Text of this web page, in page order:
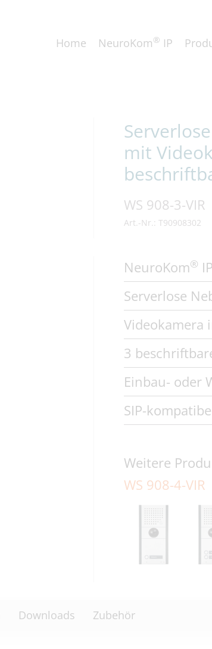
Home NeuroKom® IP
mit
WS 908-3-VIR
Art.-Nr.: T90908302
NeuroKom®
Serverlose
Videokamera
3
Einbau- oder
SIP-
Weitere
WS 908-4-VIR
Downloads Zubehör